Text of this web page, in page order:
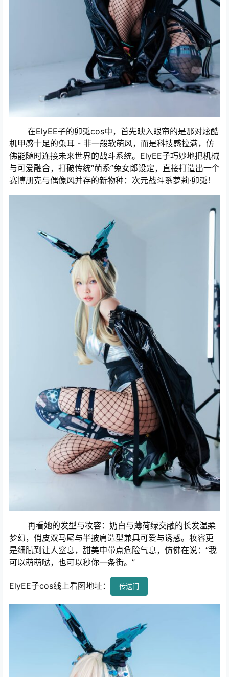
在ElyEE子的卯兎cos中，首先映入眼帘的是那对炫酷
机甲感十足的兔耳 - 非一般软萌风，而是科技感拉满，仿
佛能随时连接未来世界的战斗系统。ElyEE子巧妙地把机械
与可爱融合，打破传统“萌系”兔女郎设定，直接打造出一个
赛博朋克与偶像风并存的新物种：次元战斗系萝莉·卯兎！
再看她的发型与妆容：奶白与薄荷绿交融的长发温柔
梦幻，俏皮双马尾与半披肩造型兼具可爱与诱惑。妆容更
是细腻到让人窒息，甜美中带点危险气息，仿佛在说：“我
可以萌萌哒，也可以秒你一条街。”
ElyEE子cos线上看图地址： 传送门